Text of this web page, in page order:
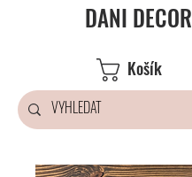
Košík
DANI DECOR